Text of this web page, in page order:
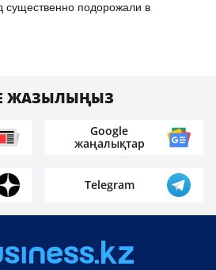
существенно подорожали в
ЖАЗЫЛЫҢЫЗ
Google
жаңалықтар
Telegram